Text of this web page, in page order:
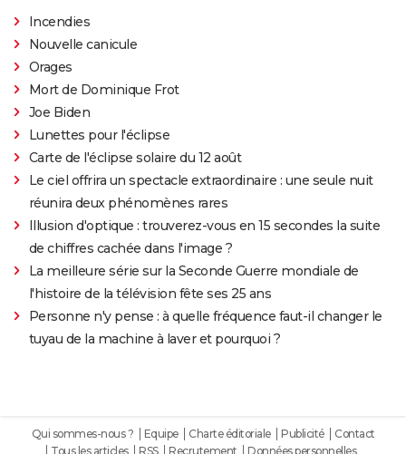
Incendies
Nouvelle canicule
Orages
Mort de Dominique Frot
Joe Biden
Lunettes pour l'éclipse
Carte de l'éclipse solaire du 12 août
Le ciel offrira un spectacle extraordinaire : une seule nuit
réunira deux phénomènes rares
Illusion d'optique : trouverez-vous en 15 secondes la suite
de chiffres cachée dans l'image ?
La meilleure série sur la Seconde Guerre mondiale de
l'histoire de la télévision fête ses 25 ans
Personne n'y pense : à quelle fréquence faut-il changer le
tuyau de la machine à laver et pourquoi ?
Qui sommes-nous ? Equipe Charte éditoriale Publicité
Contact
Tous les articles
RSS Recrutement Données personnelles